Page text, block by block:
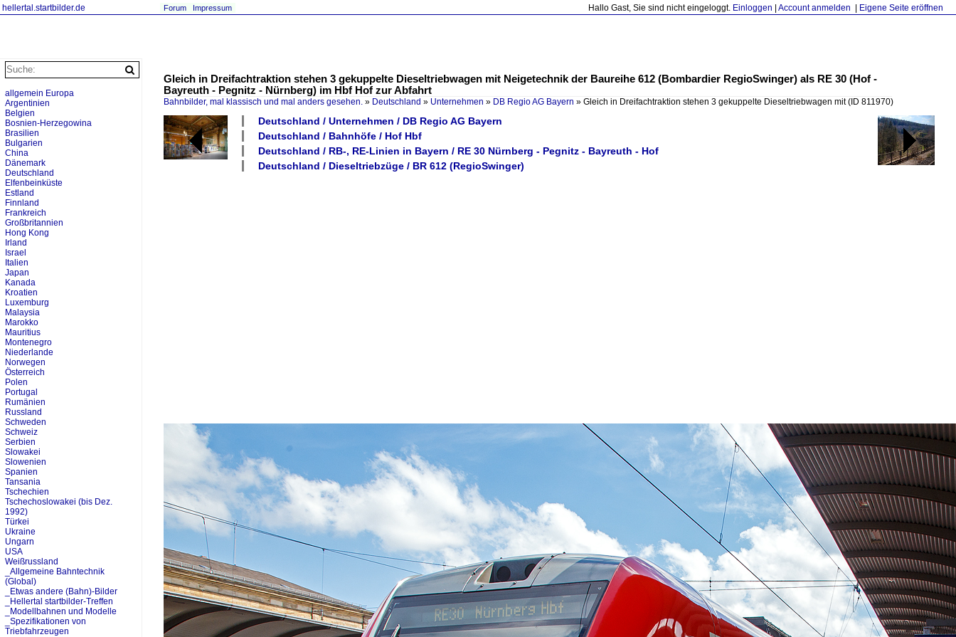
hellertal.startbilder.de Hallo Gast, Sie sind nicht eingeloggt. Einloggen Account anmelden Eigene Seite eröffnen
Forum Impressum
Gleich in Dreifachtraktion stehen 3 gekuppelte Dieseltriebwagen mit Neigetechnik der Baureihe 612 (Bombardier RegioSwinger) als RE 30 (Hof -
Bayreuth - Pegnitz - Nürnberg) im Hbf Hof zur Abfahrt
Bahnbilder, mal klassisch und mal anders gesehen. » Deutschland » Unternehmen » DB Regio AG Bayern » Gleich in Dreifachtraktion stehen 3 gekuppelte Dieseltriebwagen mit(ID 811970)
Deutschland / Unternehmen / DB Regio AG Bayern
Deutschland / Bahnhöfe / Hof Hbf
Deutschland / RB-, RE-Linien in Bayern / RE 30 Nürnberg - Pegnitz - Bayreuth - Hof
Deutschland / Dieseltriebzüge / BR 612 (RegioSwinger)
allgemein Europa
Argentinien
Belgien
Bosnien-Herzegowina
Brasilien
Bulgarien
China
Dänemark
Deutschland
Elfenbeinküste
Estland
Finnland
Frankreich
Großbritannien
Hong Kong
Irland
Israel
Italien
Japan
Kanada
Kroatien
Luxemburg
Malaysia
Marokko
Mauritius
Montenegro
Niederlande
Norwegen
Österreich
Polen
Portugal
Rumänien
Russland
Schweden
Schweiz
Serbien
Slowakei
Slowenien
Spanien
Tansania
Tschechien
Tschechoslowakei (bis Dez.
1992)
Türkei
Ukraine
Ungarn
USA
Weißrussland
_Allgemeine Bahntechnik
(Global)
_Etwas andere (Bahn)-Bilder
_Hellertal startbilder-Treffen
_Modellbahnen und Modelle
_Spezifikationen von
Triebfahrzeugen